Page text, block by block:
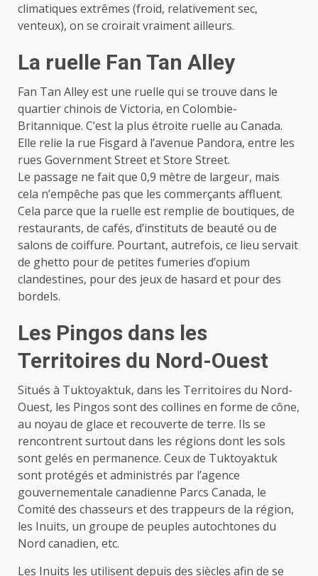
climatiques extrêmes (froid, relativement sec,
venteux), on se croirait vraiment ailleurs.
La ruelle Fan Tan Alley
Fan Tan Alley est une ruelle qui se trouve dans le
quartier chinois de Victoria, en Colombie-
Britannique. C’est la plus étroite ruelle au Canada.
Elle relie la rue Fisgard à l’avenue Pandora, entre les
rues Government Street et Store Street.
Le passage ne fait que 0,9 mètre de largeur, mais
cela n’empêche pas que les commerçants affluent.
Cela parce que la ruelle est remplie de boutiques, de
restaurants, de cafés, d’instituts de beauté ou de
salons de coiffure. Pourtant, autrefois, ce lieu servait
de ghetto pour de petites fumeries d’opium
clandestines, pour des jeux de hasard et pour des
bordels.
Les Pingos dans les
Territoires du Nord-Ouest
Situés à Tuktoyaktuk, dans les Territoires du Nord-
Ouest, les Pingos sont des collines en forme de cône,
au noyau de glace et recouverte de terre. Ils se
rencontrent surtout dans les régions dont les sols
sont gelés en permanence. Ceux de Tuktoyaktuk
sont protégés et administrés par l’agence
gouvernementale canadienne Parcs Canada, le
Comité des chasseurs et des trappeurs de la région,
les Inuits, un groupe de peuples autochtones du
Nord canadien, etc.
Les Inuits les utilisent depuis des siècles afin de se